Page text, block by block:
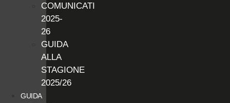
COMUNICATI
2025-
26
GUIDA
ALLA
STAGIONE
2025/26
GUIDA